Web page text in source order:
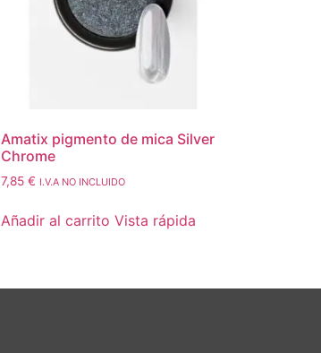
Amatix pigmento de mica Silver
Chrome
7,85€ I.V.A NO INCLUIDO
Añadir al carrito Vista rápida